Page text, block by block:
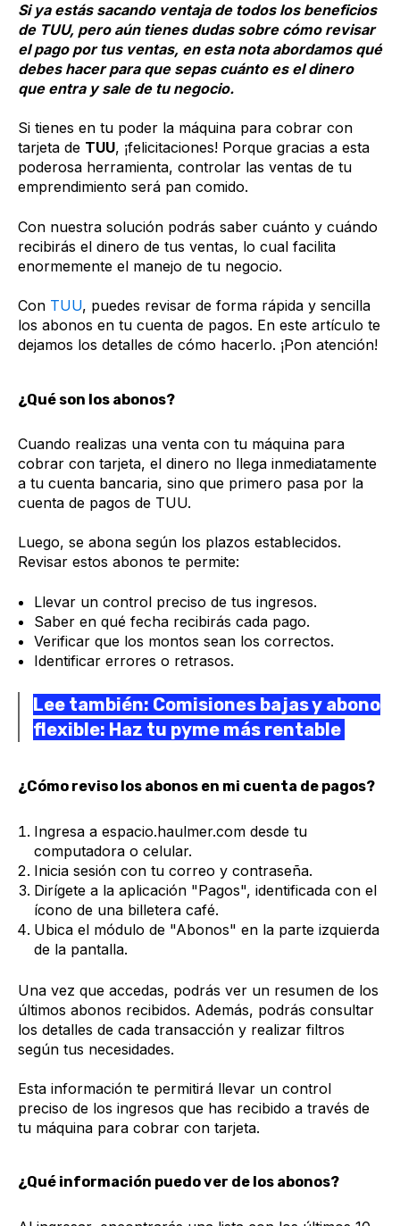
Si ya estás sacando ventaja de todos los beneficios
de TUU, pero aún tienes dudas sobre cómo revisar
el pago por tus ventas, en esta nota abordamos qué
debes hacer para que sepas cuánto es el dinero
que entra y sale de tu negocio.
Si tienes en tu poder la máquina para cobrar con
tarjeta de TUU, ¡felicitaciones! Porque gracias a esta
poderosa herramienta, controlar las ventas de tu
emprendimiento será pan comido.
Con nuestra solución podrás saber cuánto y cuándo
recibirás el dinero de tus ventas, lo cual facilita
enormemente el manejo de tu negocio.
Con TUU, puedes revisar de forma rápida y sencilla
los abonos en tu cuenta de pagos. En este artículo te
dejamos los detalles de cómo hacerlo. ¡Pon atención!
¿Qué son los abonos?
Cuando realizas una venta con tu máquina para
cobrar con tarjeta, el dinero no llega inmediatamente
a tu cuenta bancaria, sino que primero pasa por la
cuenta de pagos de TUU.
Luego, se abona según los plazos establecidos.
Revisar estos abonos te permite:
Llevar un control preciso de tus ingresos.
Saber en qué fecha recibirás cada pago.
Verificar que los montos sean los correctos.
Identificar errores o retrasos.
Lee también: Comisiones bajas y abono
flexible: Haz tu pyme más rentable
¿Cómo reviso los abonos en mi cuenta de pagos?
Ingresa a espacio.haulmer.com desde tu
computadora o celular.
Inicia sesión con tu correo y contraseña.
Dirígete a la aplicación "Pagos", identificada con el
ícono de una billetera café.
Ubica el módulo de "Abonos" en la parte izquierda
de la pantalla.
Una vez que accedas, podrás ver un resumen de los
últimos abonos recibidos. Además, podrás consultar
los detalles de cada transacción y realizar filtros
según tus necesidades.
Esta información te permitirá llevar un control
preciso de los ingresos que has recibido a través de
tu máquina para cobrar con tarjeta.
¿Qué información puedo ver de los abonos?